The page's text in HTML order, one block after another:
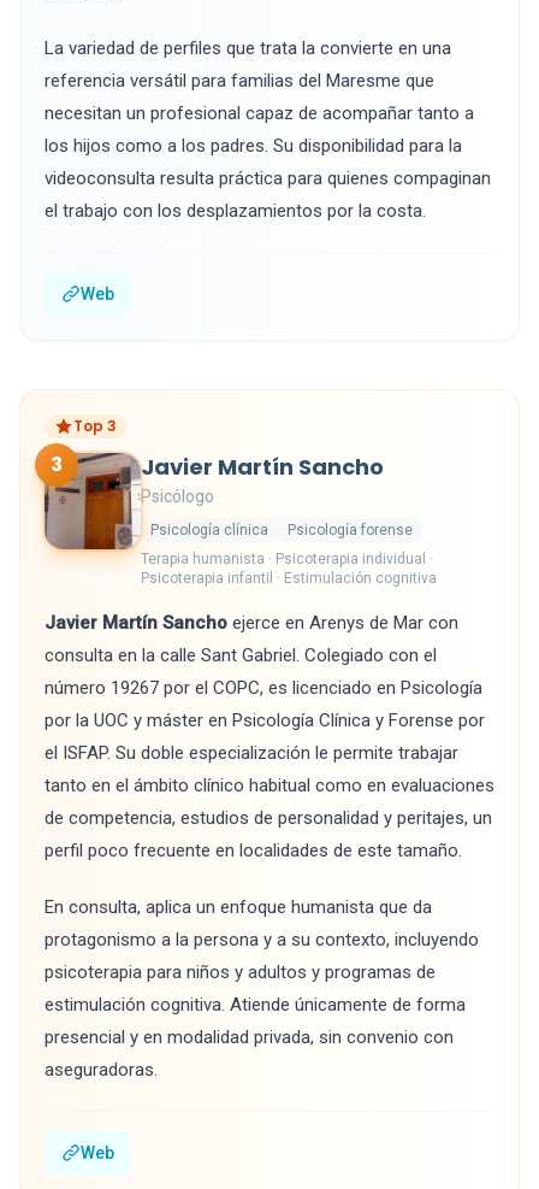
La variedad de perfiles que trata la convierte en una
referencia versátil para familias del Maresme que
necesitan un profesional capaz de acompañar tanto a
los hijos como a los padres. Su disponibilidad para la
videoconsulta resulta práctica para quienes compaginan
el trabajo con los desplazamientos por la costa.
Web
Top 3
3 Javier Martín Sancho
Psicólogo
Psicología clínica
Psicología forense
Terapia humanista · Psicoterapia individual ·
Psicoterapia infantil · Estimulación cognitiva
Javier Martín Sancho ejerce en Arenys de Mar con
consulta en la calle Sant Gabriel. Colegiado con el
número 19267 por el COPC, es licenciado en Psicología
por la UOC y máster en Psicología Clínica y Forense por
el ISFAP. Su doble especialización le permite trabajar
tanto en el ámbito clínico habitual como en evaluaciones
de competencia, estudios de personalidad y peritajes, un
perfil poco frecuente en localidades de este tamaño.
En consulta, aplica un enfoque humanista que da
protagonismo a la persona y a su contexto, incluyendo
psicoterapia para niños y adultos y programas de
estimulación cognitiva. Atiende únicamente de forma
presencial y en modalidad privada, sin convenio con
aseguradoras.
Web